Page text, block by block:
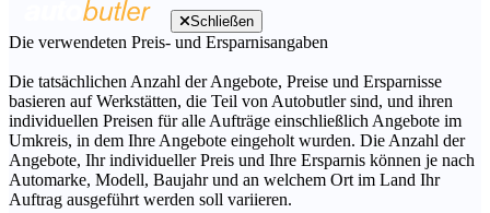
Schließen
Die verwendeten Preis- und Ersparnisangaben
Die tatsächlichen Anzahl der Angebote, Preise und Ersparnisse
basieren auf Werkstätten, die Teil von Autobutler sind, und ihren
individuellen Preisen für alle Aufträge einschließlich Angebote im
Umkreis, in dem Ihre Angebote eingeholt wurden. Die Anzahl der
Angebote, Ihr individueller Preis und Ihre Ersparnis können je nach
Automarke, Modell, Baujahr und an welchem Ort im Land Ihr
Auftrag ausgeführt werden soll variieren.